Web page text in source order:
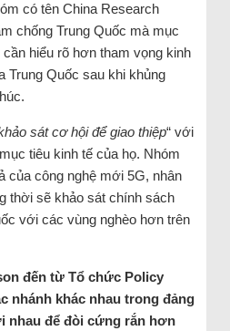
có tên China Research
chống Trung Quốc mà mục
hiểu rõ hơn tham vọng kinh
Trung Quốc sau khi khủng
sát cơ hội để giao thiệp“ với
tiêu kinh tế của họ. Nhóm
của công nghệ mới 5G, nhân
thời sẽ khảo sát chính sách
với các vùng nghèo hơn trên
đến từ Tổ chức Policy
nhánh khác nhau trong đảng
nhau để đòi cứng rắn hơn